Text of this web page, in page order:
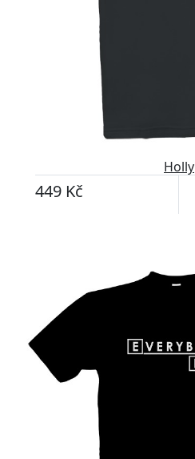
Holly
449 Kč